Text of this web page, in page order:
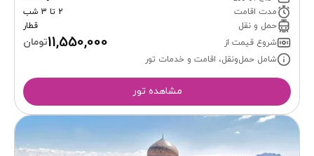
مدت اقامت
2 تا 3 شب
حمل و نقل
قطار
شروع قیمت از
11,550,000تومان
شامل حمل‌ونقل، اقامت و خدمات تور
مشاهده تور